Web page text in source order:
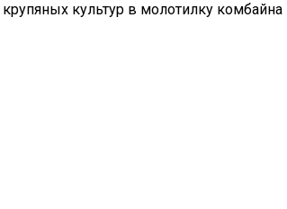
культур в молотилку комбайна